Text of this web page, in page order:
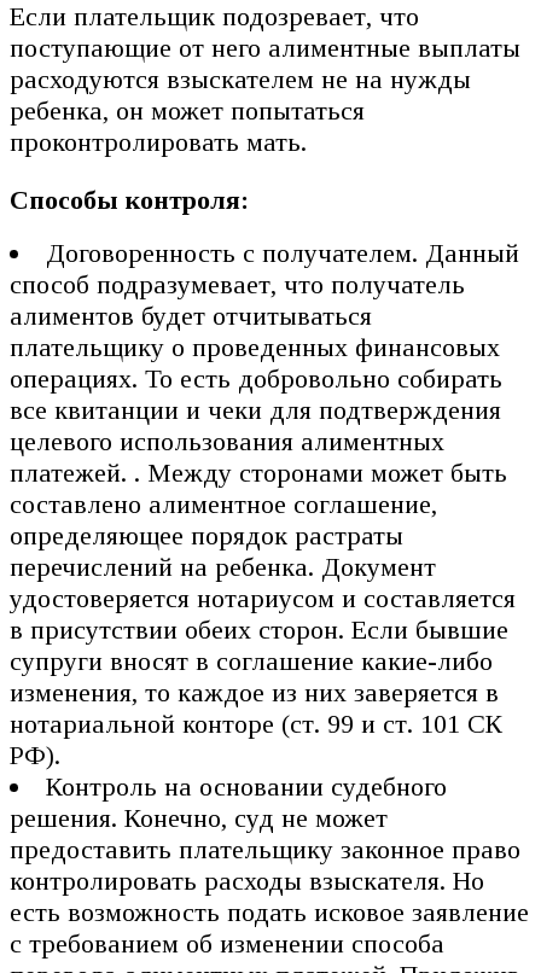
Если плательщик подозревает, что
поступающие от него алиментные выплаты
расходуются взыскателем не на нужды
ребенка, он может попытаться
проконтролировать мать.
Способы контроля:
Договоренность с получателем. Данный
способ подразумевает, что получатель
алиментов будет отчитываться
плательщику о проведенных финансовых
операциях. То есть добровольно собирать
все квитанции и чеки для подтверждения
целевого использования алиментных
платежей. . Между сторонами может быть
составлено алиментное соглашение,
определяющее порядок растраты
перечислений на ребенка. Документ
удостоверяется нотариусом и составляется
в присутствии обеих сторон. Если бывшие
супруги вносят в соглашение какие-либо
изменения, то каждое из них заверяется в
нотариальной конторе (ст. 99 и ст. 101 СК
РФ).
Контроль на основании судебного
решения. Конечно, суд не может
предоставить плательщику законное право
контролировать расходы взыскателя. Но
есть возможность подать исковое заявление
с требованием об изменении способа